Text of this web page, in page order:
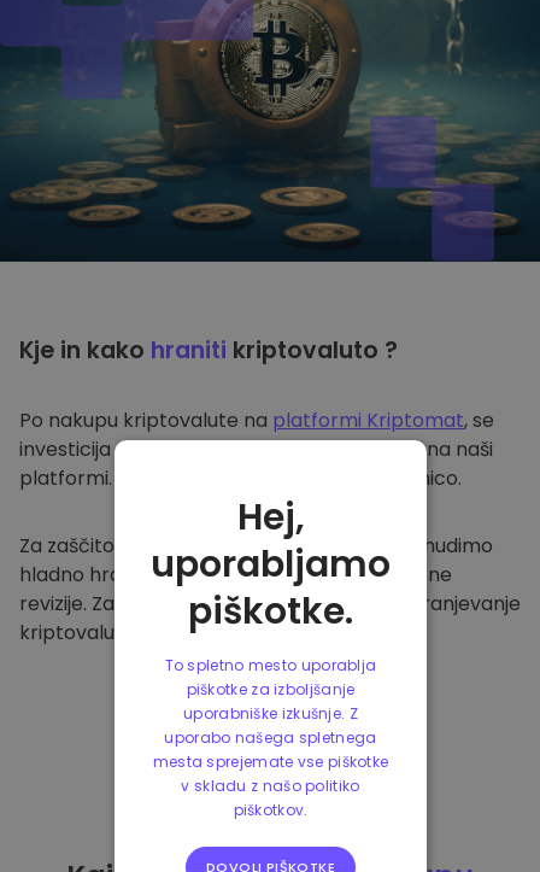
Kje in kako hraniti kriptovaluto ?
Po nakupu kriptovalute na platformi Kriptomat, se
investicija prenese v vašo varno denarnico na naši
platformi. Vsak uporabnik ima svojo denarnico.
Za zaščito naših strank in njihovih sredstev nudimo
hladno hrambo ter redno izvajamo varnostne
revizije. Zato je naša platforma varna za shranjevanje
kriptovalute in ostalih kripto naložb.
Hej,
uporabljamo
piškotke.
To spletno mesto uporablja
piškotke za izboljšanje
uporabniške izkušnje. Z
uporabo našega spletnega
mesta sprejemate vse piškotke
v skladu z našo politiko
piškotkov.
DOVOLI PIŠKOTKE